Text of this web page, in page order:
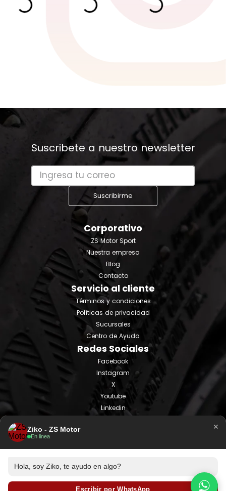
Suscribete a nuestro newsletter
Suscribirme
Corporativo
ZS Motor Sport
Nuestra empresa
Blog
Contacto
Servicio al cliente
Términos y condiciones
Políticas de privacidad
Sucursales
Centro de Ayuda
Redes Sociales
Facebook
Instagram
X
Youtube
Linkedin
Ziko - ZS Motor
En linea
×
Hola, soy Ziko, te ayudo en algo?
Escribir por WhatsApp